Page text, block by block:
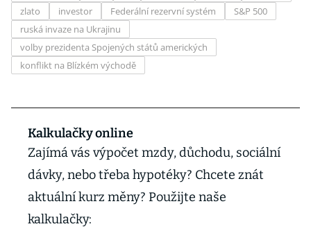
zlato
investor Federální rezervní systém
S&P 500
ruská invaze na Ukrajinu
volby prezidenta Spojených států amerických
konflikt na Blízkém východě
Kalkulačky online
Zajímá vás výpočet mzdy, důchodu, sociální
dávky, nebo třeba hypotéky? Chcete znát
aktuální kurz měny? Použijte naše
kalkulačky: